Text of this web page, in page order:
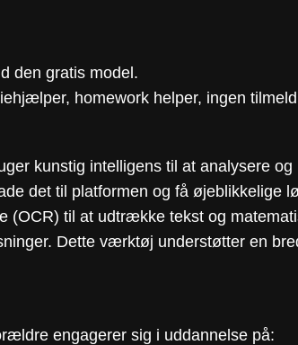
den gratis model.
homework helper, ingen
kunstig intelligens til at analysere
det til platformen og få øjeblikkelige
(OCR) til at udtrække tekst og
Dette værktøj understøtter en
engagerer sig i uddannelse på: